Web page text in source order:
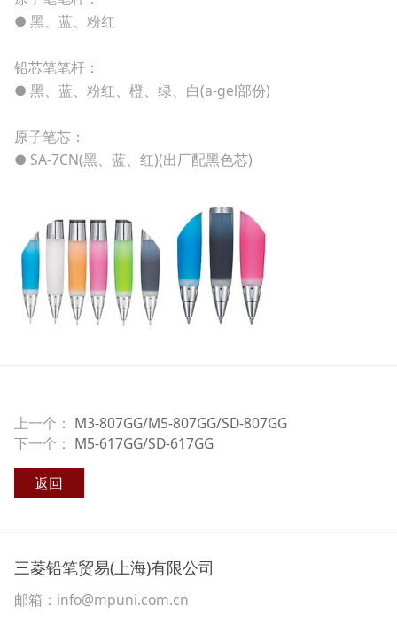
● 黑、蓝、粉红
铅芯笔笔杆：
● 黑、蓝、粉红、橙、绿、白(а-gel部份)
原子笔芯：
● SA-7CN(黑、蓝、红)(出厂配黑色芯)
上一个： M3-807GG/M5-807GG/SD-807GG
下一个： M5-617GG/SD-617GG
返回
三菱铅笔贸易(上海)有限公司
邮箱：info@mpuni.com.cn